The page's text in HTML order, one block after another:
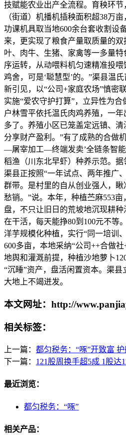
技赋能农业出产全流程。育秧环
（街道）机播机插秧面积超38万
功课机具取当地600余台套收割设
来，更实现了粮食产量取质量的
叶、肉牛、生猪、家禽等一多量
序运转，从动喂料机匀速精准投
鸡舍，可是‘聪慧型’的。”渠县温
新引见，以“公司+家庭农场”慎密
实施“爱农守护打算”，立异性为
户林雪平依托温氏肉鸡养殖，一
多了。养殖小区已笼盖定远镇、
分享财产盈利。”有了成熟的合做
—屠宰加工—终端发卖’全链条智
稻渔（川东北早虾）种养示范。据
渠县正按照“一年试点、两年推广
群带。是村里的自从创业强人，
愁销。”说。本年，种植苎麻553
盘，不只让旧日的荒坡地沉现耕
在干活，每天能挣80到100元不等。
洋芋规模化种植，实行“同一培训
600多亩，本地采纳“公司++合做
地舆和灌溉前提，种植沙地萝卜
“沉睡”资产，盘活闲置资本。渠
大地上不竭迸发。
本文网址：http://
相关标签：
上一篇： 都匀税务：“啄”开致富
下一篇： 121股周换手超5成 1股达
最近浏览：
都匀税务：“啄”
相关产品：